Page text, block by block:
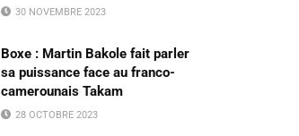
30 NOVEMBRE 2023
Boxe : Martin Bakole fait parler
sa puissance face au franco-
camerounais Takam
28 OCTOBRE 2023